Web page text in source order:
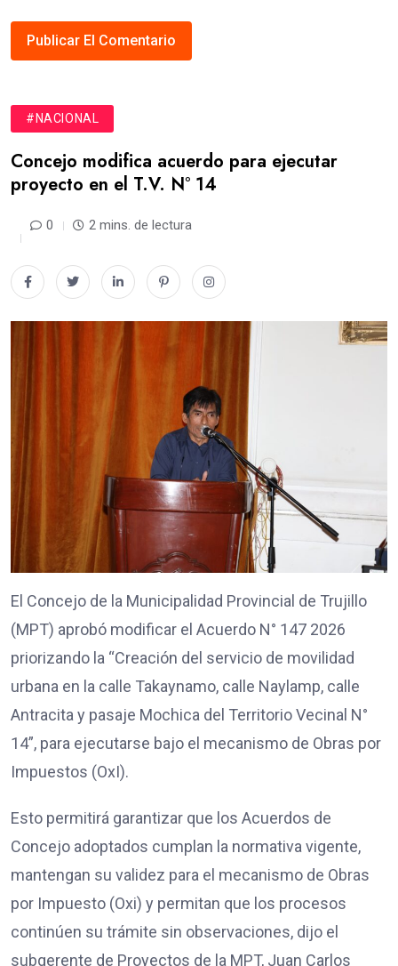
#NACIONAL
Concejo modifica acuerdo para ejecutar
proyecto en el T.V. N° 14
0 2 mins. de lectura
El Concejo de la Municipalidad Provincial de Trujillo
(MPT) aprobó modificar el Acuerdo N° 147 2026
priorizando la “Creación del servicio de movilidad
urbana en la calle Takaynamo, calle Naylamp, calle
Antracita y pasaje Mochica del Territorio Vecinal N°
14”, para ejecutarse bajo el mecanismo de Obras por
Impuestos (OxI).
Esto permitirá garantizar que los Acuerdos de
Concejo adoptados cumplan la normativa vigente,
mantengan su validez para el mecanismo de Obras
por Impuesto (Oxi) y permitan que los procesos
continúen su trámite sin observaciones, dijo el
subgerente de Proyectos de la MPT, Juan Carlos